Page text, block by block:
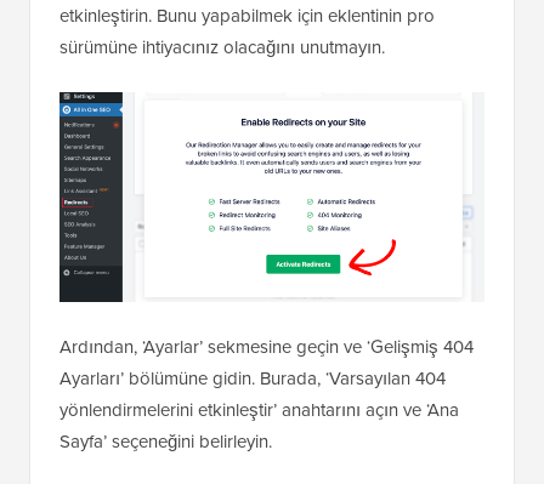
etkinleştirin. Bunu yapabilmek için eklentinin pro
sürümüne ihtiyacınız olacağını unutmayın.
Ardından, ‘Ayarlar’ sekmesine geçin ve ‘Gelişmiş 404
Ayarları’ bölümüne gidin. Burada, ‘Varsayılan 404
yönlendirmelerini etkinleştir’ anahtarını açın ve ‘Ana
Sayfa’ seçeneğini belirleyin.